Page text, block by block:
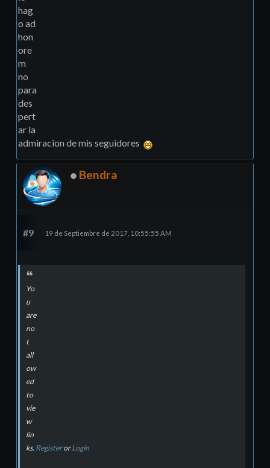
hag
o ad
hon
ore
m
no
para
des
pert
ar la
admiracion de mis seguidores
Bendra
#9 19 de Septiembre de 2017, 10:55:55 AM
Yo
u
are
no
t
all
ow
ed
to
vie
w
lin
ks. RegisterorLogin